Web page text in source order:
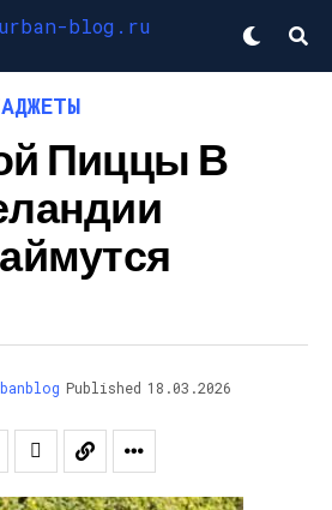
Пиццы В
Published 18.03.2026